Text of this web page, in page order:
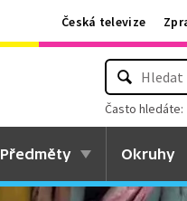
Česká televize
Často hledáte:
Předměty Okruhy